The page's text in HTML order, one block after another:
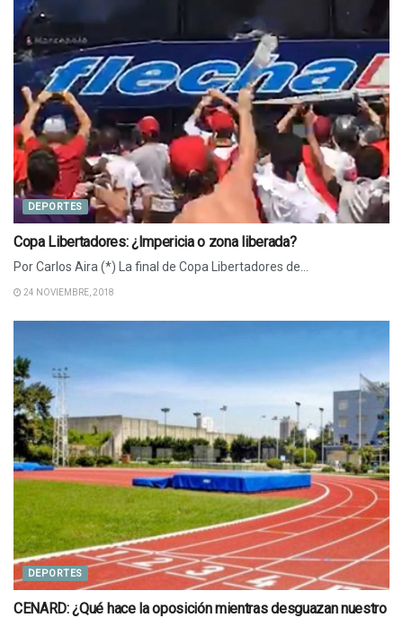
DEPORTES
Copa Libertadores: ¿Impericia o zona liberada?
Por Carlos Aira (*) La final de Copa Libertadores de...
24 NOVIEMBRE, 2018
DEPORTES
CENARD: ¿Qué hace la oposición mientras desguazan nuestro